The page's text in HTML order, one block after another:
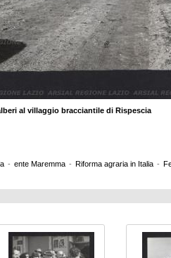
al villaggio bracciantile di Rispescia
- ente Maremma - Riforma agraria in Italia -